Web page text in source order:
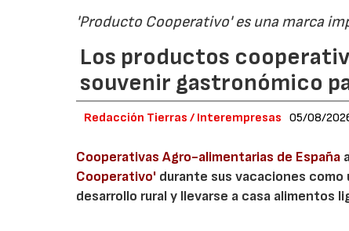
'Producto Cooperativo' es una marca
Los productos
souvenir gastronómico
Redacción Tierras / Interempresas 05/08/
Cooperativas Agro-alimentarias de España
Cooperativo' durante sus vacaciones
desarrollo rural y llevarse a casa alimentos